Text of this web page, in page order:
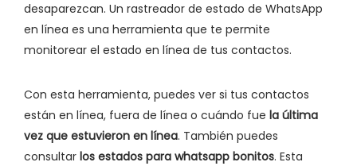
desaparezcan. Un rastreador de estado de WhatsApp
en línea es una herramienta que te permite
monitorear el estado en línea de tus contactos.
Con esta herramienta, puedes ver si tus contactos
están en línea, fuera de línea o cuándo fue la última
vez que estuvieron en línea. También puedes
consultar los estados para whatsapp bonitos. Esta